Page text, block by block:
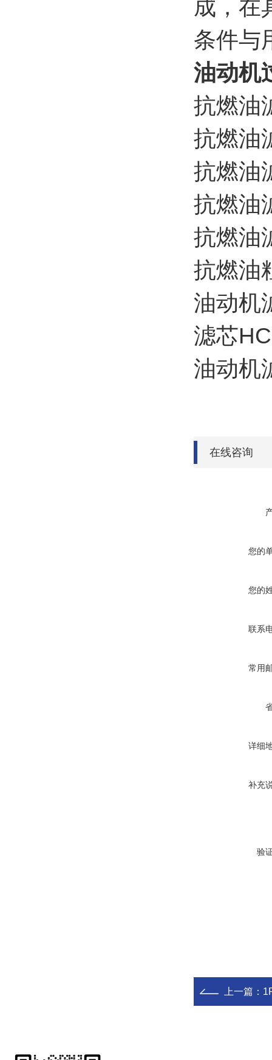
成，在
条件与
油动机
抗燃油
抗燃油
抗燃油
抗燃油
抗燃油
抗燃油
油动机
滤芯
油动机
在线咨询
您的
您的
联系
常用
详细
补充
验
上一篇：